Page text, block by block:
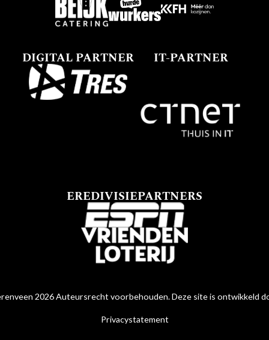
DIGITAL PARTNER IT-PARTNER
EREDIVISIEPARTNERS
2026 Auteursrecht voorbehouden. Deze site is ontwikkeld
Privacystatement